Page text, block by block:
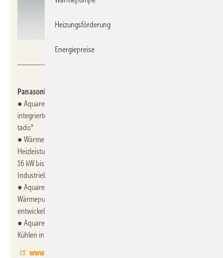
Panasonic, 12.0-E70:
● Aquarea Luft/Wasser-Wärmepumpen der neuen M-Serie mit
integrierter Steuerungstechnologie des Partnerunternehmens
tado°
● Wärmepumpe T-CAP der M-Serie für eine gleichbleibende
Heizleistung für Sanierungen vom Einfamilienhaus mit 9 bis
16 kW bis hin zu Mehrfamilienhäusern, Gewerbe- oder
Industriebauten mit Heizleistungen von bis zu 30 kW
● Aquarea Loop System, ein dezentrales R290-
Wärmepumpensystem, das speziell für Mehrfamilienhäuser
entwickelt wurde
● Aquarea Air Smart Gebläsekonvektoren, die Heizen und
Kühlen in einem Gerät vereinen
www.aircon.panasonic.de
Heizungsförderung
Energiepreise